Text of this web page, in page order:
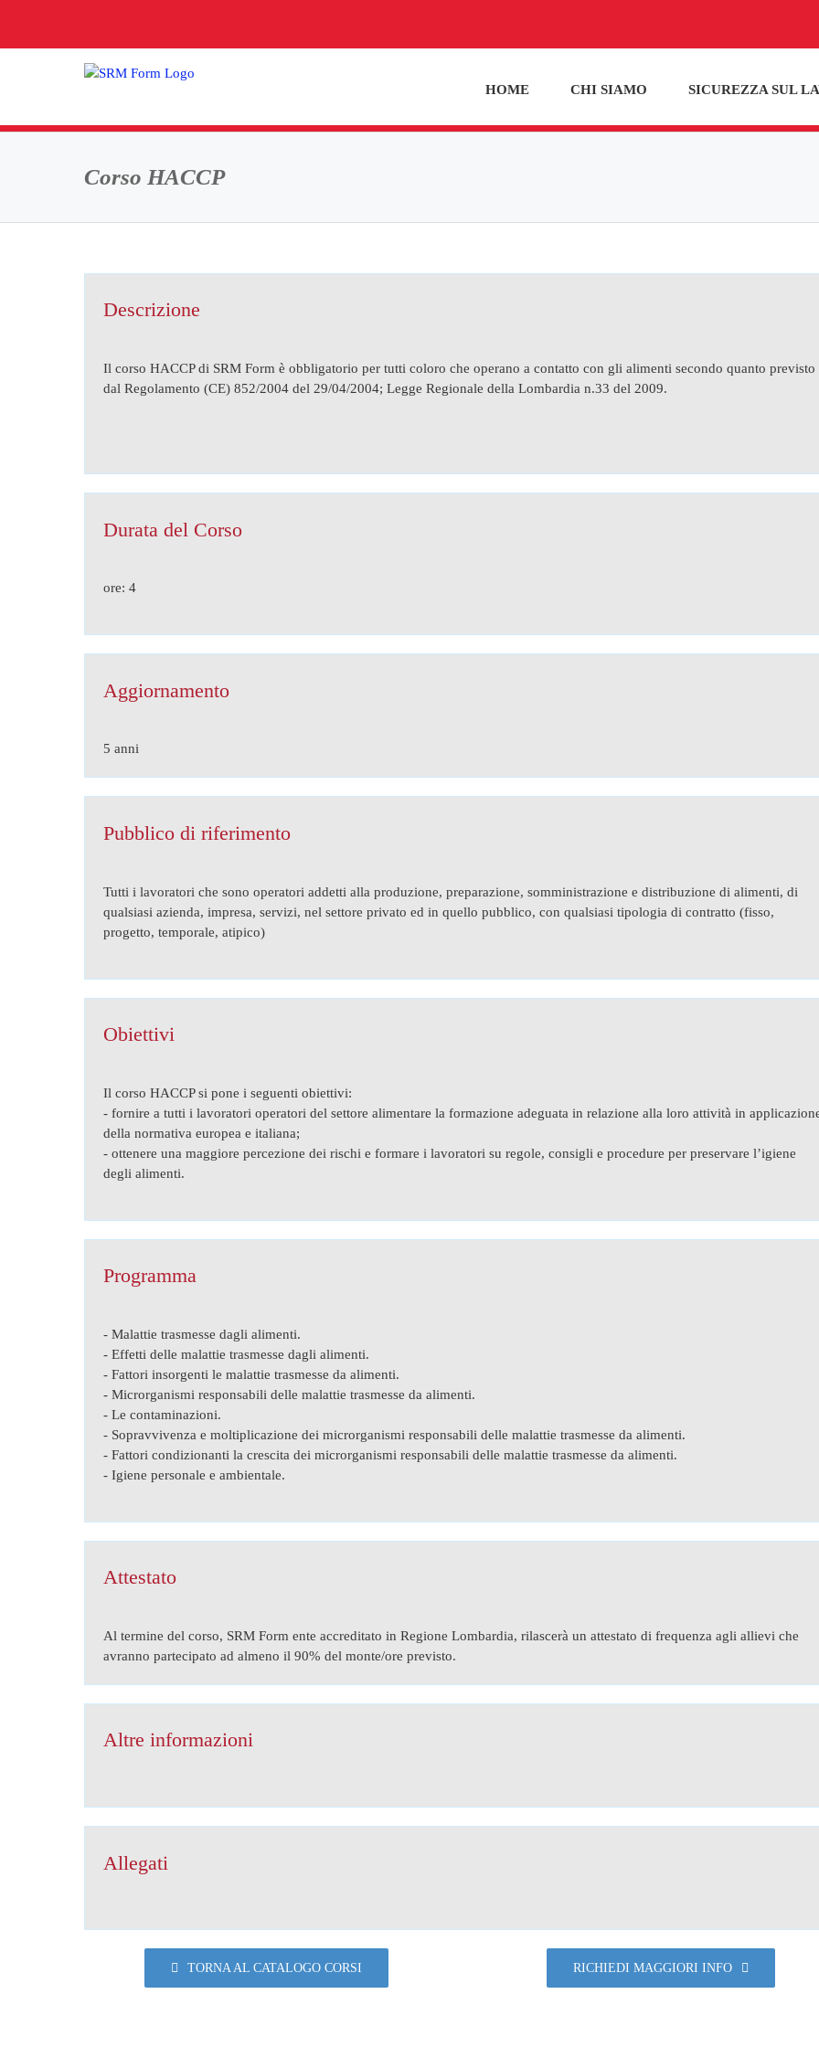
contenuto
HOME CHI SIAMO SICUREZZA SUL
Corso HACCP
Descrizione
Il corso HACCP di SRM Form è obbligatorio per tutti coloro che operano a contatto con gli alimenti secondo quanto previsto
dal Regolamento (CE) 852/2004 del 29/04/2004; Legge Regionale della Lombardia n.33 del 2009.
Durata del Corso
ore: 4
Aggiornamento
5 anni
Pubblico di riferimento
Tutti i lavoratori che sono operatori addetti alla produzione, preparazione, somministrazione e distribuzione di alimenti, di
qualsiasi azienda, impresa, servizi, nel settore privato ed in quello pubblico, con qualsiasi tipologia di contratto (fisso,
progetto, temporale, atipico)
Obiettivi
Il corso HACCP si pone i seguenti obiettivi:
- fornire a tutti i lavoratori operatori del settore alimentare la formazione adeguata in relazione alla loro attività in
della normativa europea e italiana;
- ottenere una maggiore percezione dei rischi e formare i lavoratori su regole, consigli e procedure per preservare l’igiene
degli alimenti.
Programma
- Malattie trasmesse dagli alimenti.
- Effetti delle malattie trasmesse dagli alimenti.
- Fattori insorgenti le malattie trasmesse da alimenti.
- Microrganismi responsabili delle malattie trasmesse da alimenti.
- Le contaminazioni.
- Sopravvivenza e moltiplicazione dei microrganismi responsabili delle malattie trasmesse da alimenti.
- Fattori condizionanti la crescita dei microrganismi responsabili delle malattie trasmesse da alimenti.
- Igiene personale e ambientale.
Attestato
Al termine del corso, SRM Form ente accreditato in Regione Lombardia, rilascerà un attestato di frequenza agli allievi che
avranno partecipato ad almeno il 90% del monte/ore previsto.
Altre informazioni
Allegati
TORNA AL CATALOGO CORSI RICHIEDI MAGGIORI INFO